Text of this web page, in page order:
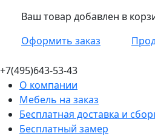
Ваш товар добавлен в
Оформить заказ
+7(495)643-53-43
О компании
Мебель на заказ
Бесплатная доставка и
Бесплатный замер